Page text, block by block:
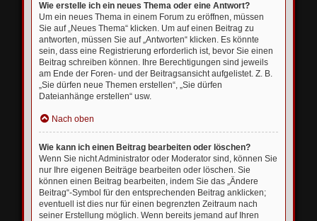
Wie erstelle ich ein neues Thema oder eine Antwort?
Um ein neues Thema in einem Forum zu eröffnen, müssen
Sie auf „Neues Thema“ klicken. Um auf einen Beitrag zu
antworten, müssen Sie auf „Antworten“ klicken. Es könnte
sein, dass eine Registrierung erforderlich ist, bevor Sie einen
Beitrag schreiben können. Ihre Berechtigungen sind jeweils
am Ende der Foren- und der Beitragsansicht aufgelistet. Z. B.
„Sie dürfen neue Themen erstellen“, „Sie dürfen
Dateianhänge erstellen“ usw.
Nach oben
Wie kann ich einen Beitrag bearbeiten oder löschen?
Wenn Sie nicht Administrator oder Moderator sind, können Sie
nur Ihre eigenen Beiträge bearbeiten oder löschen. Sie
können einen Beitrag bearbeiten, indem Sie das „Ändere
Beitrag“-Symbol für den entsprechenden Beitrag anklicken;
eventuell ist dies nur für einen begrenzten Zeitraum nach
seiner Erstellung möglich. Wenn bereits jemand auf Ihren